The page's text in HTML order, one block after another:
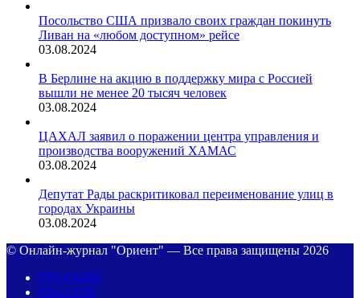
Посольство США призвало своих граждан покинуть
Ливан на «любом доступном» рейсе
03.08.2024
В Берлине на акцию в поддержку мира с Россией
вышли не менее 20 тысяч человек
03.08.2024
ЦАХАЛ заявил о поражении центра управления и
производства вооружений ХАМАС
03.08.2024
Депутат Рады раскритиковал переименование улиц в
городах Украины
03.08.2024
© Онлайн-журнал "Ориент" — Все права защищены 2026
РУССКИЙ
ENGLISH